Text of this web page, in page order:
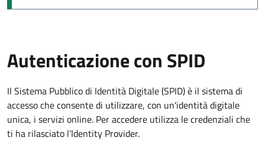
Autenticazione con SPID
Il Sistema Pubblico di Identità Digitale (SPID) è il sistema di
accesso che consente di utilizzare, con un'identità digitale
unica, i servizi online. Per accedere utilizza le credenziali che
ti ha rilasciato l’Identity Provider.